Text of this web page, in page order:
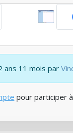
ans 11 mois par
pour participer